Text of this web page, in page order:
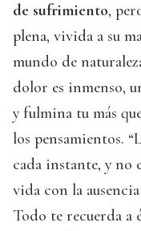
de sufrimiento,
plena, vivida a su
mundo de
dolor es inmenso,
y fulmina tu más
los pensamientos.
cada instante, y no
vida con la
Todo te recuerda a